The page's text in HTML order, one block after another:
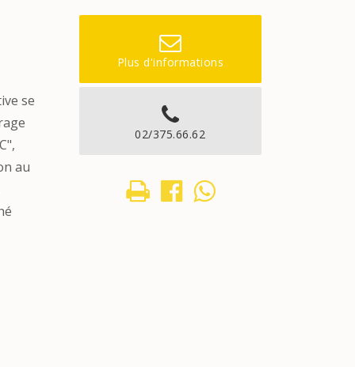
se
au
Plus d'informations
02/375.66.62